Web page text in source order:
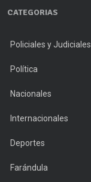
CATEGORIAS
Policiales y Judiciales
Política
Nacionales
Internacionales
Deportes
Farándula